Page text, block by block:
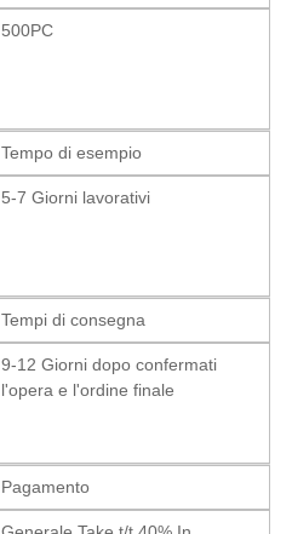
500PC
Tempo di esempio
5-7 Giorni lavorativi
Tempi di consegna
9-12 Giorni dopo confermati
l'opera e l'ordine finale
Pagamento